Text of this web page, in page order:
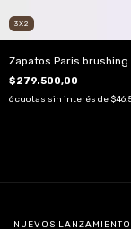
3X2
Zapatos Paris brushing
$279.500,00
6cuotas sin interés de
NUEVOS